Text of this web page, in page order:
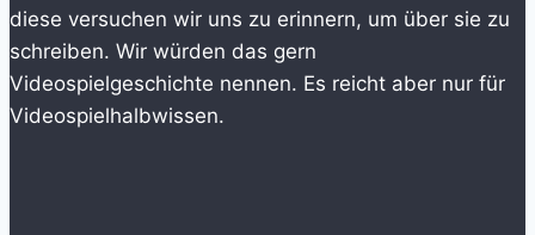
diese versuchen wir uns zu erinnern, um über sie zu
schreiben. Wir würden das gern
Videospielgeschichte nennen. Es reicht aber nur für
Videospielhalbwissen.